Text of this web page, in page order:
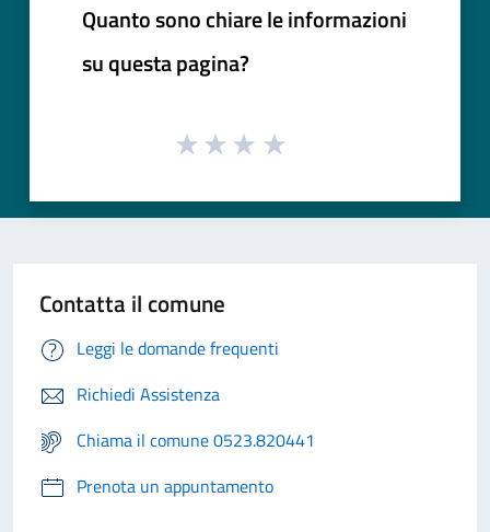
Quanto sono chiare le informazioni
su questa pagina?
Contatta il comune
Leggi le domande frequenti
Richiedi Assistenza
Chiama il comune 0523.820441
Prenota un appuntamento